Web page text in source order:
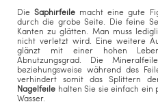
DieSaphirfeile macht eine gute
durch die grobe Seite. Die feine
Kanten zu glätten. Man muss
nicht verletzt wird. Eine weitere
glänzt mit einer hohen
Abnutzungsgrad. Die
beziehungsweise während des
verhindert somit das Splittern
Nagelfeile halten Sie sie einfach ein
Wasser.